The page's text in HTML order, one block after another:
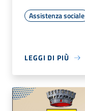
Assistenza sociale
LEGGI DI PIÙ